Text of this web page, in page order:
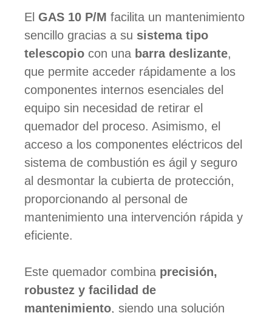
El GAS 10 P/M facilita un mantenimiento
sencillo gracias a su sistema tipo
telescopio con una barra deslizante,
que permite acceder rápidamente a los
componentes internos esenciales del
equipo sin necesidad de retirar el
quemador del proceso. Asimismo, el
acceso a los componentes eléctricos del
sistema de combustión es ágil y seguro
al desmontar la cubierta de protección,
proporcionando al personal de
mantenimiento una intervención rápida y
eficiente.
Este quemador combina precisión,
robustez y facilidad de
mantenimiento, siendo una solución